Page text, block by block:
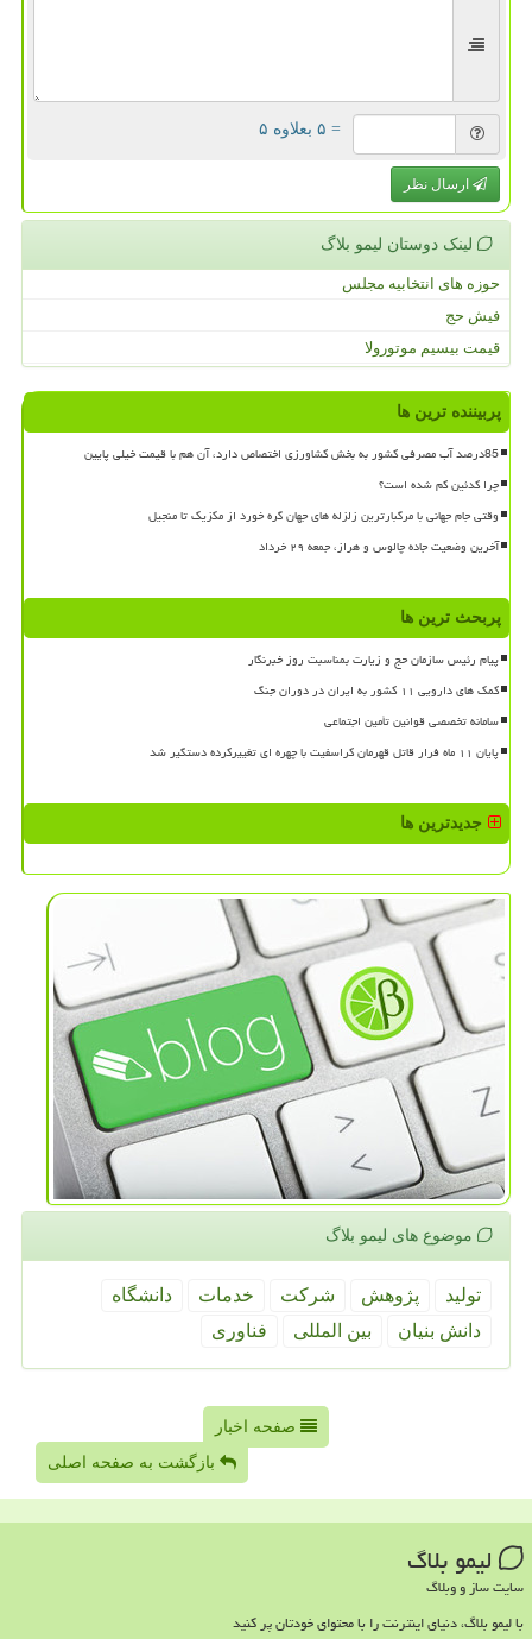
= ۵ بعلاوه ۵
ارسال نظر
لینک دوستان لیمو بلاگ
حوزه های انتخابیه مجلس
فیش حج
قیمت بیسیم موتورولا
پربیننده ترین ها
85درصد آب مصرفی کشور به بخش کشاورزی اختصاص دارد، آن هم با قیمت خیلی پایین
چرا کدئین کم شده است؟
وقتی جام جهانی با مرگبارترین زلزله های جهان گره خورد از مکزیک تا منجیل
آخرین وضعیت جاده چالوس و هراز، جمعه ۲۹ خرداد
پربحث ترین ها
پیام رئیس سازمان حج و زیارت بمناسبت روز خبرنگار
کمک های دارویی ۱۱ کشور به ایران در دوران جنگ
سامانه تخصصی قوانین تأمین اجتماعی
پایان ۱۱ ماه فرار قاتل قهرمان کراسفیت با چهره ای تغییرکرده دستگیر شد
جدیدترین ها
موضوع های لیمو بلاگ
تولید پژوهش شركت خدمات
دانشگاه
دانش بنیان
بین المللی فناوری
صفحه اخبار
بازگشت به صفحه اصلی
لیمو بلاگ
سایت ساز و وبلاگ
با لیمو بلاگ، دنیای اینترنت را با محتوای خودتان پر کنید